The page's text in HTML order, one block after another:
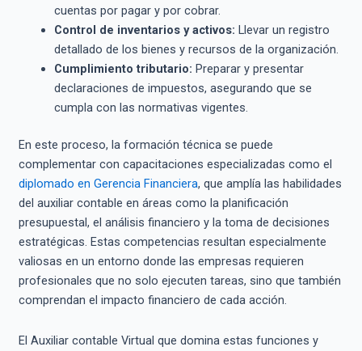
cuentas por pagar y por cobrar.
Control de inventarios y activos: Llevar un registro
detallado de los bienes y recursos de la organización.
Cumplimiento tributario: Preparar y presentar
declaraciones de impuestos, asegurando que se
cumpla con las normativas vigentes.
En este proceso, la formación técnica se puede
complementar con capacitaciones especializadas como el
diplomado en Gerencia Financiera, que amplía las habilidades
del auxiliar contable en áreas como la planificación
presupuestal, el análisis financiero y la toma de decisiones
estratégicas. Estas competencias resultan especialmente
valiosas en un entorno donde las empresas requieren
profesionales que no solo ejecuten tareas, sino que también
comprendan el impacto financiero de cada acción.
El Auxiliar contable Virtual que domina estas funciones y